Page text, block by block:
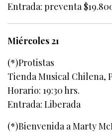
Entrada: preventa
Miércoles 21
(*)Protistas
Tienda Musical Chilena,
Horario: 19:30 hrs.
Entrada: Liberada
(*)Bienvenida a Marty